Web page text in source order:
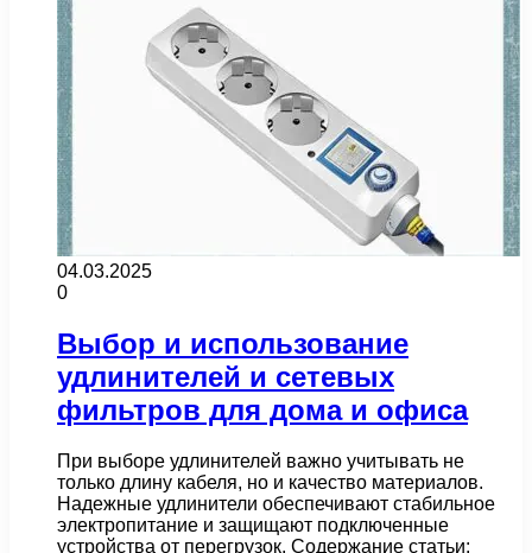
04.03.2025
0
Выбор и использование
удлинителей и сетевых
фильтров для дома и офиса
При выборе удлинителей важно учитывать не
только длину кабеля, но и качество материалов.
Надежные удлинители обеспечивают стабильное
электропитание и защищают подключенные
устройства от перегрузок. Содержание статьи: